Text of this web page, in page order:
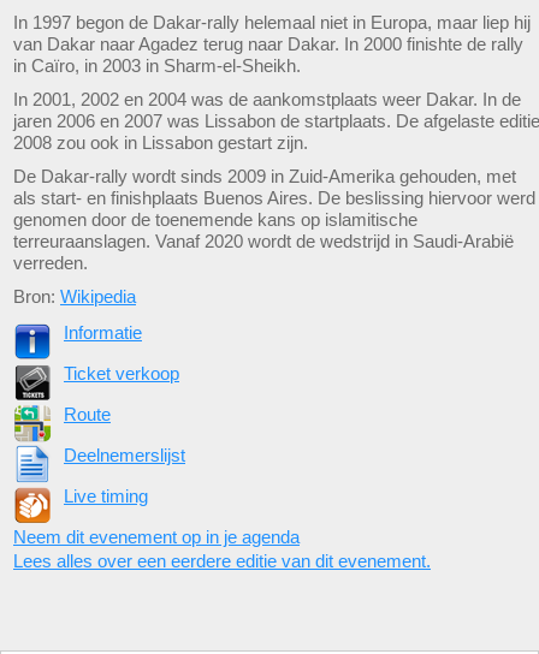
In 1997 begon de Dakar-rally helemaal niet in Europa, maar liep hij
van Dakar naar Agadez terug naar Dakar. In 2000 finishte de rally
in Caïro, in 2003 in Sharm-el-Sheikh.
In 2001, 2002 en 2004 was de aankomstplaats weer Dakar. In de
jaren 2006 en 2007 was Lissabon de startplaats. De afgelaste editie
2008 zou ook in Lissabon gestart zijn.
De Dakar-rally wordt sinds 2009 in Zuid-Amerika gehouden, met
als start- en finishplaats Buenos Aires. De beslissing hiervoor werd
genomen door de toenemende kans op islamitische
terreuraanslagen. Vanaf 2020 wordt de wedstrijd in Saudi-Arabië
verreden.
Bron: Wikipedia
Informatie
Ticket verkoop
Route
Deelnemerslijst
Live timing
Neem dit evenement op in je agenda
Lees alles over een eerdere editie van dit evenement.